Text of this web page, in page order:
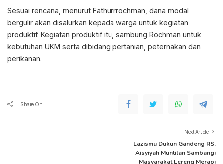
Sesuai rencana, menurut Fathurrrochman, dana modal
bergulir akan disalurkan kepada warga untuk kegiatan
produktif. Kegiatan produktif itu, sambung Rochman untuk
kebutuhan UKM serta dibidang pertanian, peternakan dan
perikanan.
Share On
Next Article
Lazismu Dukun Gandeng RS.
Aisyiyah Muntilan Sambangi
Masyarakat Lereng Merapi